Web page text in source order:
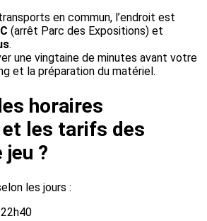
en commun, l’endroit est
(arrêt Parc des Expositions) et
.
une vingtaine de minutes avant votre
et la préparation du matériel.
horaires
et les tarifs des
jeu ?
les jours :